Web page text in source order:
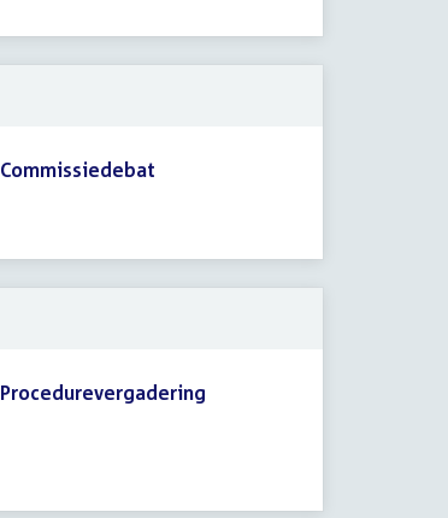
Commissiedebat
Procedurevergadering